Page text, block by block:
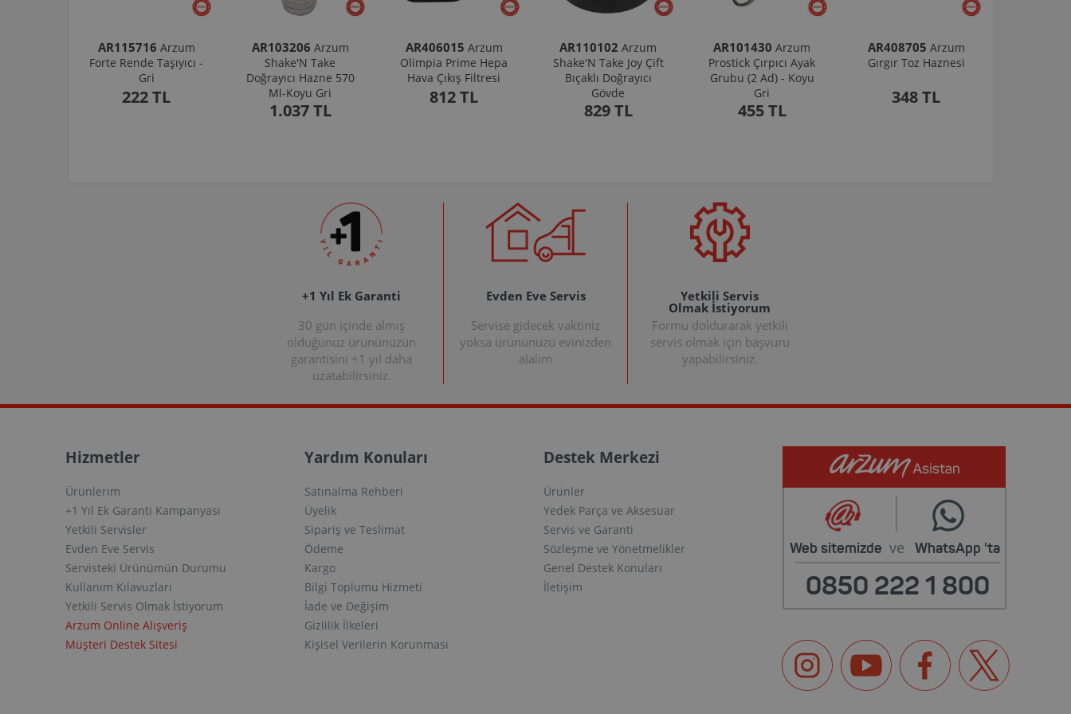
AR115716 Arzum
Forte Rende Taşıyıcı -
Gri
222 TL
AR103206 Arzum
Shake'N Take
Doğrayıcı Hazne 570
Ml-Koyu Gri
1.037 TL
AR406015 Arzum
Olimpia Prime Hepa
Hava Çıkış Filtresi
812 TL
AR110102 Arzum
Shake'N Take Joy Çift
Bıçaklı Doğrayıcı
Gövde
829 TL
AR101430 Arzum
Prostick Çırpıcı Ayak
Grubu (2 Ad) - Koyu
Gri
455 TL
AR408705 Arzum
Gırgır Toz Haznesi
348 TL
+1 Yıl Ek Garanti
30 gün içinde almış
olduğunuz ürününüzün
garantisini +1 yıl daha
uzatabilirsiniz.
Evden Eve Servis
Servise gidecek vaktiniz
yoksa ürününüzü evinizden
alalım
Yetkili Servis
Olmak İstiyorum
Formu doldurarak yetkili
servis olmak için başvuru
yapabilirsiniz.
Hizmetler
Ürünlerim
+1 Yıl Ek Garanti Kampanyası
Yetkili Servisler
Evden Eve Servis
Servisteki Ürünümün Durumu
Kullanım Kılavuzları
Yetkili Servis Olmak İstiyorum
Arzum Online Alışveriş
Müşteri Destek Sitesi
Yardım Konuları
Satınalma Rehberi
Üyelik
Sipariş ve Teslimat
Ödeme
Kargo
Bilgi Toplumu Hizmeti
İade ve Değişim
Gizlilik İlkeleri
Kişisel Verilerin Korunması
Destek Merkezi
Ürünler
Yedek Parça ve Aksesuar
Servis ve Garanti
Sözleşme ve Yönetmelikler
Genel Destek Konuları
İletişim
Web sitemizde ve WhatsApp 'ta
0850 222 1 800